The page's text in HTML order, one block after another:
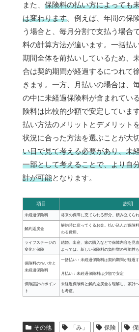
また、 保険料の払い方によっても
は変わります。例えば、年間の保
う場合と、毎月分割で支払う場合
料の計算方法が違います。一括払
期間全体を前払いしているため、
合は契約期間が経過するにつれて
きます。一方、月払いの場合は、
の中に未経過保険料が含まれてい
険料は比較的少額で安定していま
払い方法のメリットとデメリット
状況に合った方法を選ぶことが大切
い目で見て考える必要があり、未
一部として考えることで、より自
計が可能となります。
項目 説明
未経過保険料 将来の保障に充てられる部分。積み立てられ
解約返戻金
解約時に戻ってくるお金。払い込んだ保険
わる費用。
ライフステージの
変化と保険
結婚、出産、家の購入などで保障内容を見
よっては、新しい保険料の負担増の可能性も
保険料の払い方と
未経過保険料
一括払い：未経過保険料は契約期間が経過
月払い：未経過保険料は少額で安定
保険設計のポイン
ト
未経過保険料と解約返戻金を理解し、家計
も考慮。
その他 「み」 保険